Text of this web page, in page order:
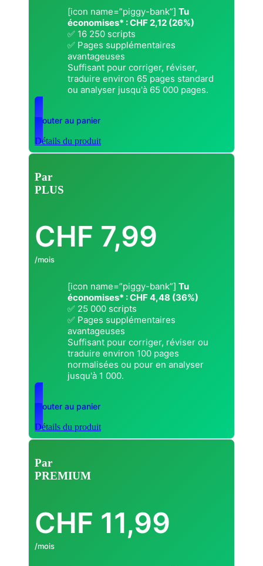
[icon name=”piggy-bank”] Tu
économises* : CHF 2,12 (26%)
✅ 16 250 scripts
✅ Pages supplémentaires
avantageuses
Suffisant pour corriger, réviser,
traduire environ 65 pages standard
ou analyser jusqu'à 65 000 pages.
Ajouter au panier
Détails du produit
Par
PLUS
CHF 7,99
/mois
[icon name=”piggy-bank”] Tu
économises* : CHF 4,48 (36%)
✅ 25 000 scripts
✅ Pages supplémentaires
avantageuses
Suffisant pour corriger, réviser ou
traduire environ 100 pages
normalisées ou pour en analyser
jusqu'à 1 000.
Ajouter au panier
Détails du produit
Par
PREMIUM
CHF 11,99
/mois